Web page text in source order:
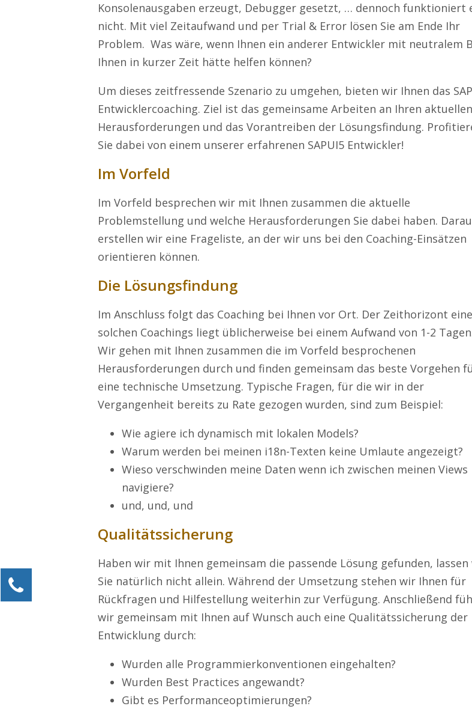
Konsolenausgaben erzeugt, Debugger gesetzt, … dennoch funktioniert
nicht. Mit viel Zeitaufwand und per Trial & Error lösen Sie am Ende Ihr
Problem. Was wäre, wenn Ihnen ein anderer Entwickler mit neutralem
Ihnen in kurzer Zeit hätte helfen können?
Um dieses zeitfressende Szenario zu umgehen, bieten wir Ihnen das
Entwicklercoaching. Ziel ist das gemeinsame Arbeiten an Ihren aktuellen
Herausforderungen und das Vorantreiben der Lösungsfindung.
Sie dabei von einem unserer erfahrenen SAPUI5 Entwickler!
Im Vorfeld
Im Vorfeld besprechen wir mit Ihnen zusammen die aktuelle
Problemstellung und welche Herausforderungen Sie dabei haben.
erstellen wir eine Frageliste, an der wir uns bei den Coaching-Einsätzen
orientieren können.
Die Lösungsfindung
Im Anschluss folgt das Coaching bei Ihnen vor Ort. Der Zeithorizont
solchen Coachings liegt üblicherweise bei einem Aufwand von 1-2
Wir gehen mit Ihnen zusammen die im Vorfeld besprochenen
Herausforderungen durch und finden gemeinsam das beste Vorgehen
eine technische Umsetzung. Typische Fragen, für die wir in der
Vergangenheit bereits zu Rate gezogen wurden, sind zum Beispiel:
Wie agiere ich dynamisch mit lokalen Models?
Warum werden bei meinen i18n-Texten keine Umlaute angezeigt?
Wieso verschwinden meine Daten wenn ich zwischen meinen Views
navigiere?
und, und, und
Qualitätssicherung
Haben wir mit Ihnen gemeinsam die passende Lösung gefunden,
Sie natürlich nicht allein. Während der Umsetzung stehen wir Ihnen für
Rückfragen und Hilfestellung weiterhin zur Verfügung. Anschließend
wir gemeinsam mit Ihnen auf Wunsch auch eine Qualitätssicherung der
Entwicklung durch:
Wurden alle Programmierkonventionen eingehalten?
Wurden Best Practices angewandt?
Gibt es Performanceoptimierungen?
Kontaktieren Sie uns!
Alexander Kössner-Maier
Kundenservice
0211 946 285 72-15
Ihre Anfrage